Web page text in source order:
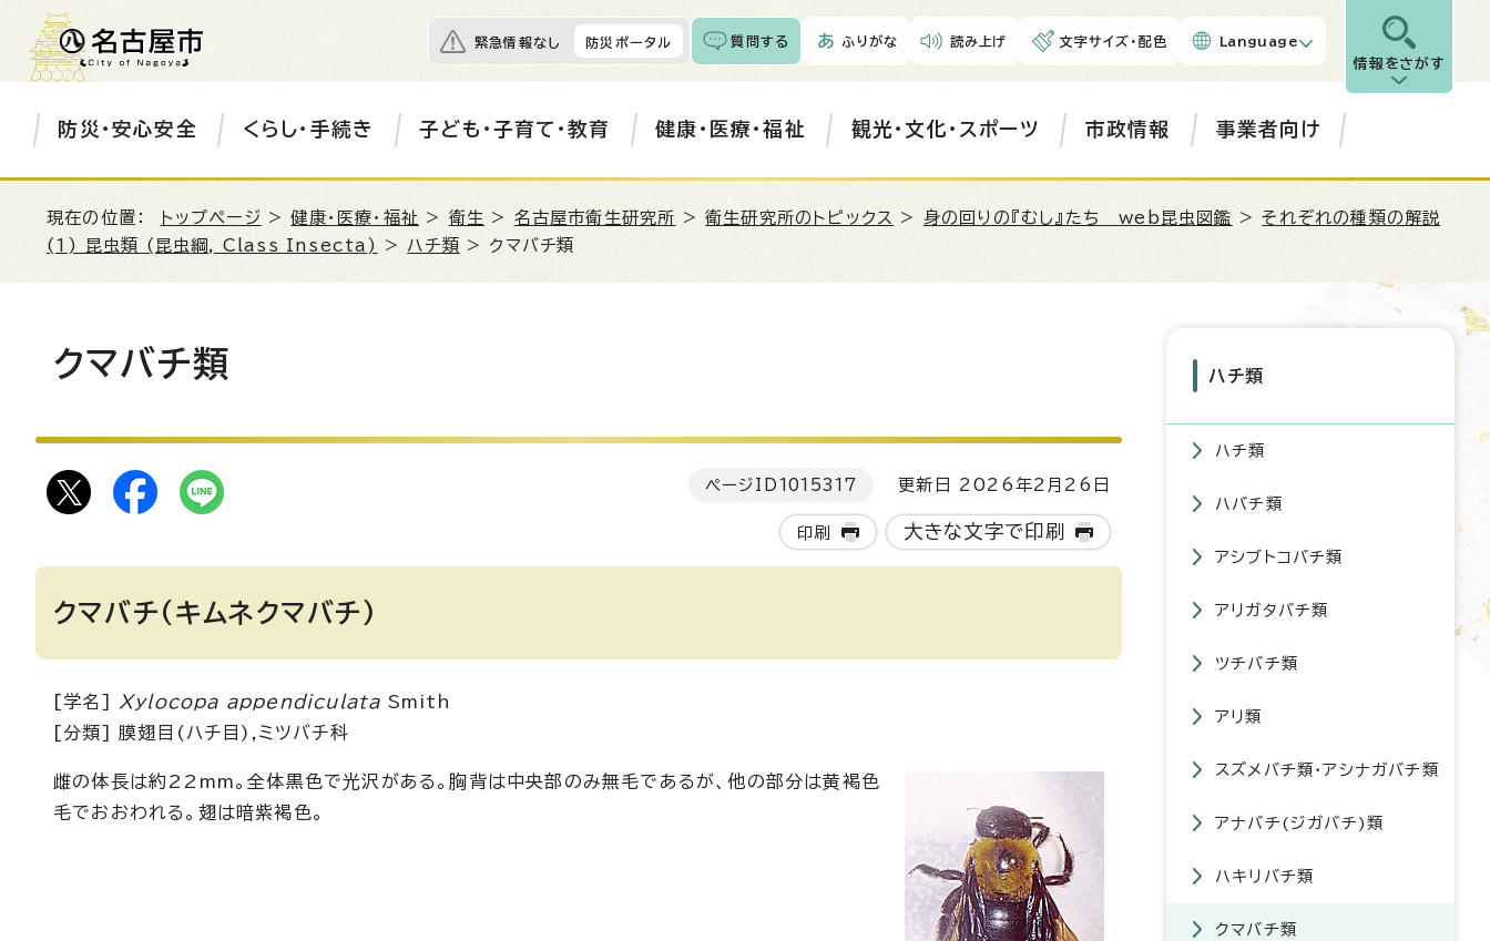
緊急情報なし 防災ポータル 質問する ふりがな 読み上げ 文字サイズ・配色 Language
情報をさがす
防災・安心安全 くらし・手続き 子ども・子育て・教育 健康・医療・福祉 観光・文化・スポーツ 市政情報 事業者向け
現在の位置： トップページ >健康・医療・福祉 > 衛生 > 名古屋市衛生研究所 >衛生研究所のトピックス > 身の回りの『むし』たち web昆虫図鑑 >それぞれの種類の解説
(1) 昆虫類 (昆虫綱, Class Insecta)
> ハチ類 > クマバチ類
クマバチ類
ページID 1015317 更新日 2026年2月26日
印刷 大きな文字で印刷
クマバチ(キムネクマバチ)
[学名] Xylocopa appendiculata Smith
[分類] 膜翅目(ハチ目),ミツバチ科
雌の体長は約22mm。全体黒色で光沢がある。胸背は中央部のみ無毛であるが、他の部分は黄褐色
毛でおおわれる。翅は暗紫褐色。
ハチ類
ハチ類
ハバチ類
アシブトコバチ類
アリガタバチ類
ツチバチ類
アリ類
スズメバチ類・アシナガバチ類
アナバチ(ジガバチ)類
ハキリバチ類
クマバチ類